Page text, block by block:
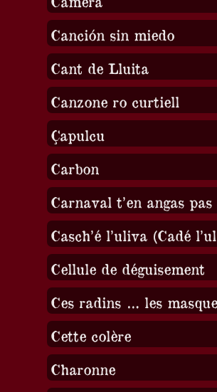
Canción sin miedo
Cant de Lluita
Canzone ro curtiell
Çapulcu
Carbon
Carnaval t’en angas pas
Casch’é l’uliva (Cadé
Cellule de déguisement
Ces radins … les
Cette colère
Charonne